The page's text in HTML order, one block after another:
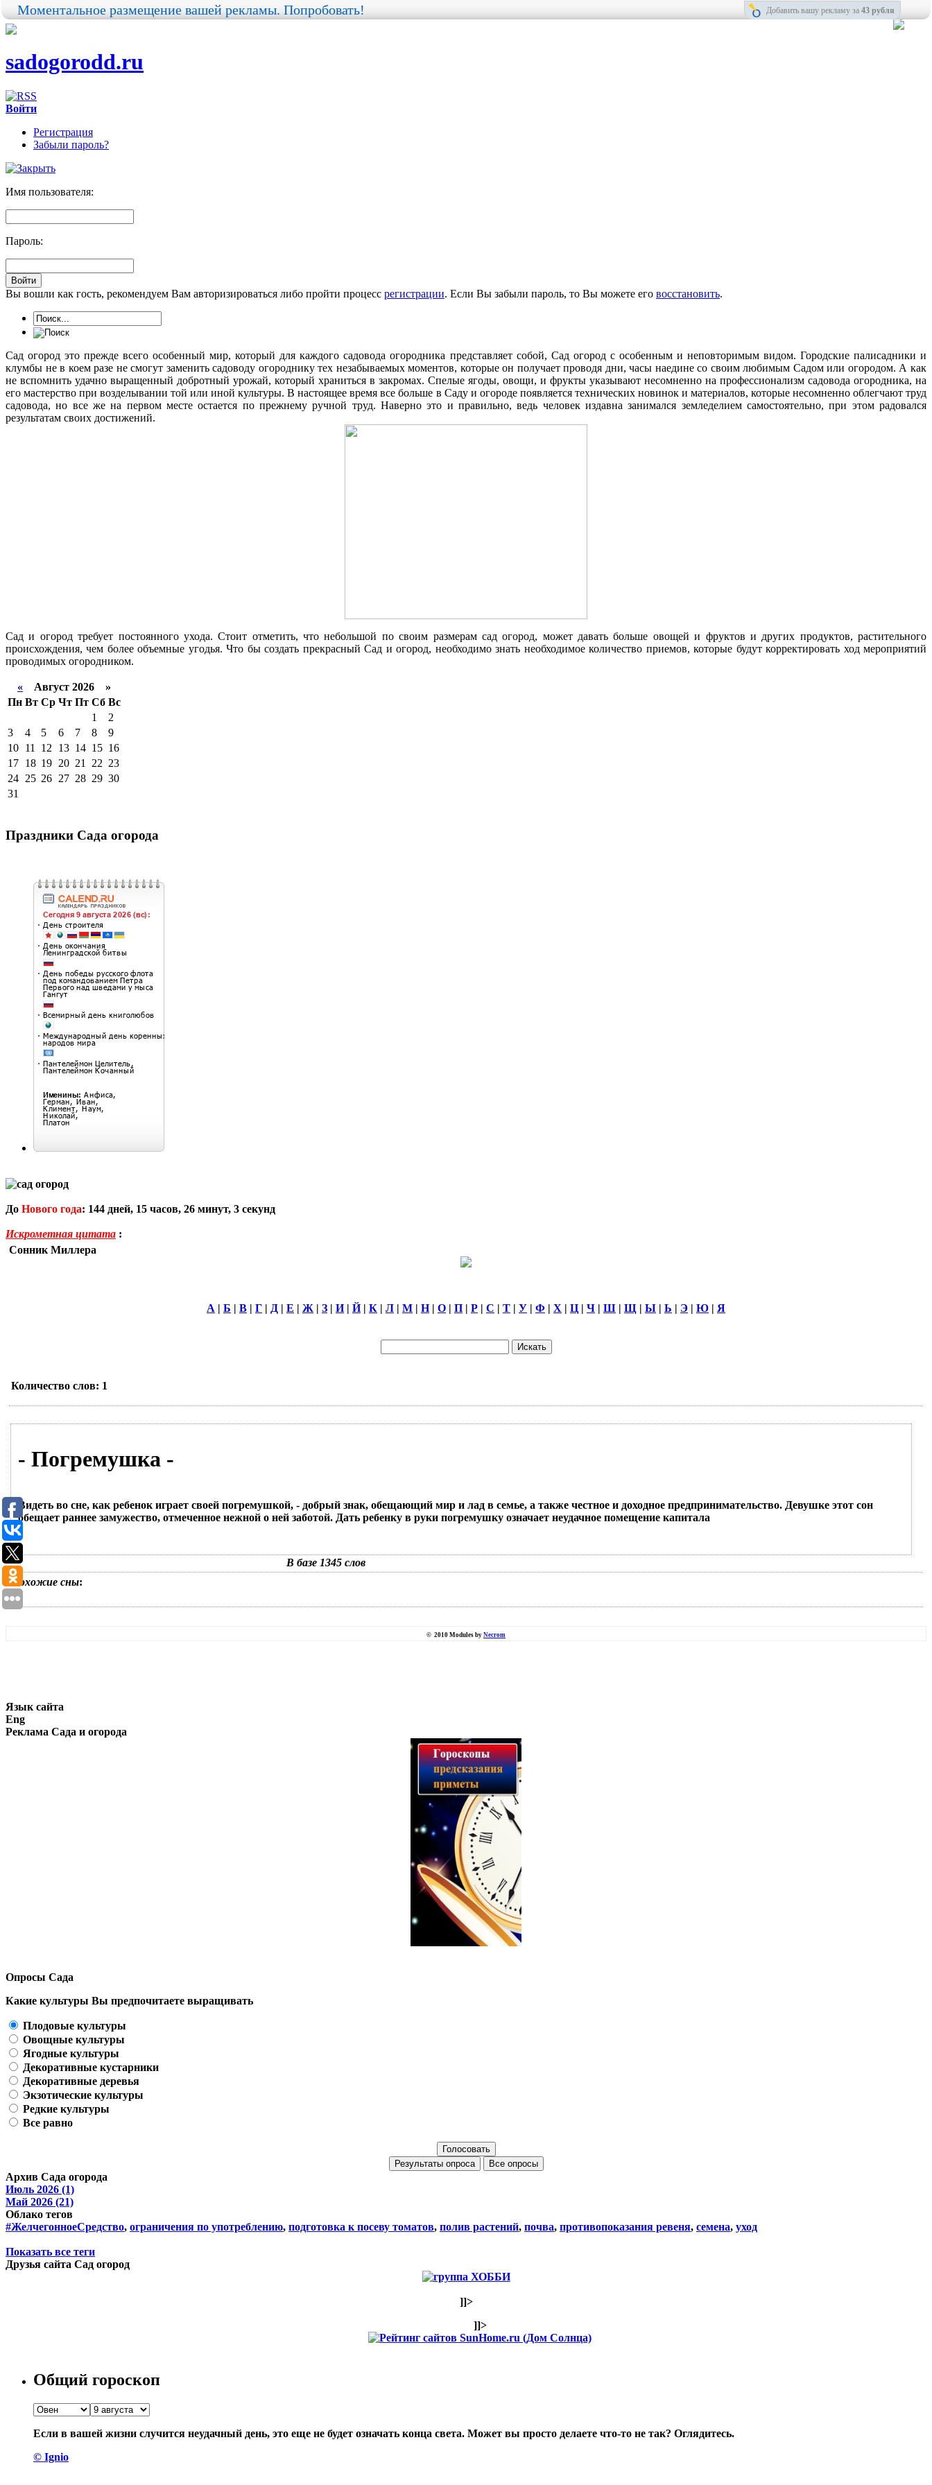
Моментальное размещение вашей рекламы. Попробовать! Добавить вашу рекламу за 43 рубля
sadogorodd.ru
Войти
Регистрация
Забыли пароль?
Имя пользователя:
Пароль:
Вы вошли как гость, рекомендуем Вам авторизироваться либо пройти процесс регистрации. Если Вы забыли пароль, то Вы можете его восстановить.
Сад огород это прежде всего особенный мир, который для каждого садовода огородника представляет собой, Cад огород с особенным и неповторимым видом. Городские палисадники и
клумбы не в коем разе не смогут заменить садоводу огороднику тех незабываемых моментов, которые он получает проводя дни, часы наедине со своим любимым Cадом или огородом. А как
не вспомнить удачно выращенный добротный урожай, который храниться в закромах. Спелые ягоды, овощи, и фрукты указывают несомненно на профессионализм садовода огородника, на
его мастерство при возделывании той или иной культуры. В настоящее время все больше в Cаду и огороде появляется технических новинок и материалов, которые несомненно облегчают труд
садовода, но все же на первом месте остается по прежнему ручной труд. Наверно это и правильно, ведь человек издавна занимался земледелием самостоятельно, при этом радовался
результатам своих достижений.
Сад и огород требует постоянного ухода. Стоит отметить, что небольшой по своим размерам сад огород, может давать больше овощей и фруктов и других продуктов, растительного
происхождения, чем более объемные угодья. Что бы создать прекрасный Сад и огород, необходимо знать необходимое количество приемов, которые будут корректировать ход мероприятий
проводимых огородником.
« Август 2026 »
Пн Вт Ср Чт Пт Сб Вс
1
2
3
4 5 6 7 8
9
10 11 12 13 14 15 16
17 18 19 20 21 22 23
24 25 26 27 28 29 30
31
Праздники Сада огорода
До Нового года: 144 дней, 15 часов, 26 минут, 2 секунд
Искрометная цитата :
Сонник Миллера
А | Б | В | Г | Д | Е | Ж | З | И| Й| К | Л | М | Н| О | П | Р | С | Т | У | Ф | Х | Ц | Ч | Ш | Щ | Ы | Ь | Э | Ю | Я
Количество слов: 1
- Погремушка -
Видеть во сне, как ребенок играет своей погремушкой, - добрый знак, обещающий мир и лад в семье, а также честное и доходное предпринимательство. Девушке этот сон
обещает раннее замужество, отмеченное нежной о ней заботой. Дать ребенку в руки погремушку означает неудачное помещение капитала
В базе 1345 слов
Похожие сны:
© 2010 Modules by Necrom
Язык сайта
Eng
Реклама Сада и огорода
Опросы Сада
Какие культуры Вы предпочитаете выращивать
Плодовые культуры
Овощные культуры
Ягодные культуры
Декоративные кустарники
Декоративные деревья
Экзотические культуры
Редкие культуры
Все равно
Все опросы
Архив Сада огорода
Июль 2026 (1)
Май 2026 (21)
Облако тегов
#ЖелчегонноеСредство, ограничения по употреблению, подготовка к посеву томатов, полив растений, почва, противопоказания ревеня, семена, уход
Показать все теги
Друзья сайта Сад огород
]]>
]]>
Общий гороскоп
Если в вашей жизни случится неудачный день, это еще не будет означать конца света. Может вы просто делаете что-то не так? Оглядитесь.
© Ignio